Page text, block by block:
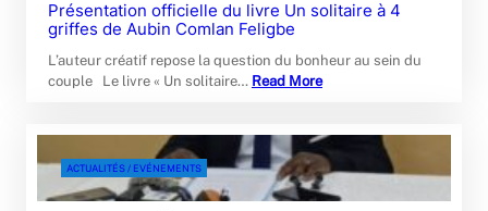
Présentation officielle du livre Un solitaire à 4
griffes de Aubin Comlan Feligbe
L’auteur créatif repose la question du bonheur au sein du
couple Le livre « Un solitaire… Read More
ACTUALITÉS / EVÉNEMENTS